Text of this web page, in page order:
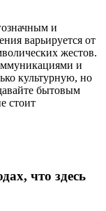
и
варьируется от
жестов.
и
культурную, но
бытовым
стоит
что здесь